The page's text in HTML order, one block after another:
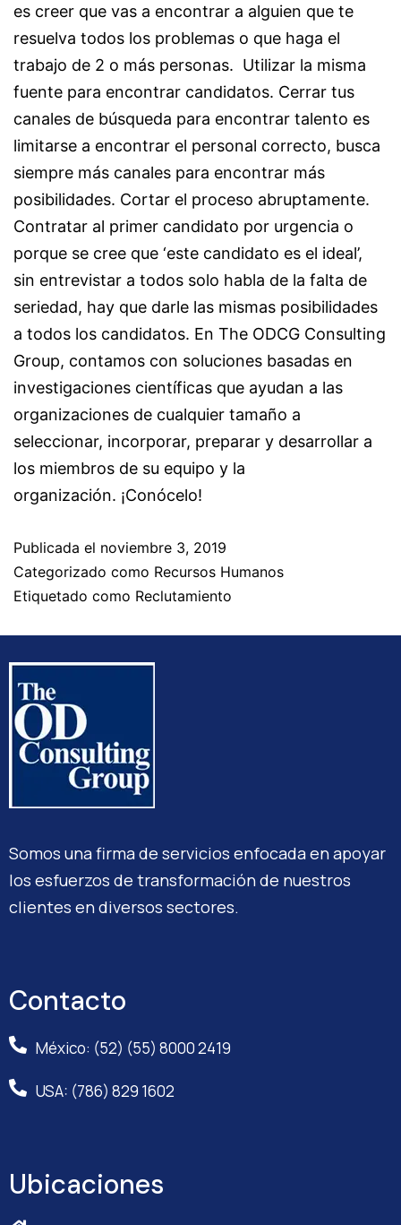
es creer que vas a encontrar a alguien que te
resuelva todos los problemas o que haga el
trabajo de 2 o más personas. Utilizar la misma
fuente para encontrar candidatos. Cerrar tus
canales de búsqueda para encontrar talento es
limitarse a encontrar el personal correcto, busca
siempre más canales para encontrar más
posibilidades. Cortar el proceso abruptamente.
Contratar al primer candidato por urgencia o
porque se cree que ‘este candidato es el ideal’,
sin entrevistar a todos solo habla de la falta de
seriedad, hay que darle las mismas posibilidades
a todos los candidatos. En The ODCG Consulting
Group, contamos con soluciones basadas en
investigaciones científicas que ayudan a las
organizaciones de cualquier tamaño a
seleccionar, incorporar, preparar y desarrollar a
los miembros de su equipo y la
organización. ¡Conócelo!
Publicada el noviembre 3, 2019
Categorizado como Recursos Humanos
Etiquetado como Reclutamiento
Somos una firma de servicios enfocada en apoyar
los esfuerzos de transformación de nuestros
clientes en diversos sectores.
Contacto
México: (52) (55) 8000 2419
USA: (786) 829 1602
Ubicaciones